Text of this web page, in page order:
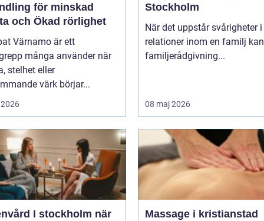
för minskad
och Ökad rörlighet
Värnamo är ett
många använder när
stelhet eller
värk börjar...
Stockholm
När det uppstår svårigheter i
relationer inom en familj kan
familjerådgivning...
08 maj 2026
I stockholm när
Massage i kristianstad